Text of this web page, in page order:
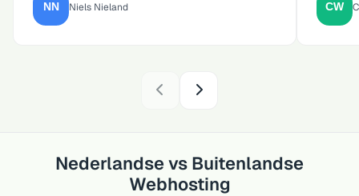
Niels Nieland
Nederlandse vs Buitenlandse
Webhosting